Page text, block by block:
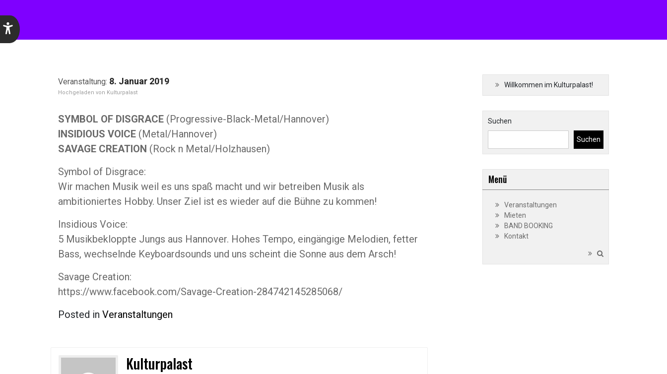
8. Januar 2019
Kulturpalast
SYMBOL OF DISGRACE (Progressive-Black-Metal/Hannover)
INSIDIOUS VOICE (Metal/Hannover)
SAVAGE CREATION (Rock n Metal/Holzhausen)
Symbol of Disgrace:
Wir machen Musik weil es uns spaß macht und wir betreiben Musik als
ambitioniertes Hobby. Unser Ziel ist es wieder auf die Bühne zu kommen!
Insidious Voice:
5 Musikbekloppte Jungs aus Hannover. Hohes Tempo, eingängige Melodien, fetter
Bass, wechselnde Keyboardsounds und uns scheint die Sonne aus dem Arsch!
Savage Creation:
https://www.facebook.com/Savage-Creation-284742145285068/
Posted in Veranstaltungen
Kulturpalast
Willkommen im Kulturpalast!
Suchen
Suchen
Menü
Veranstaltungen
Mieten
BAND BOOKING
Kontakt